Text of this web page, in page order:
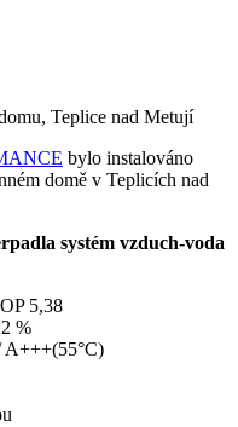
bylo instalováno
domě v Teplicích nad
systém vzduch-voda
5,38
%
A+++(55°C)